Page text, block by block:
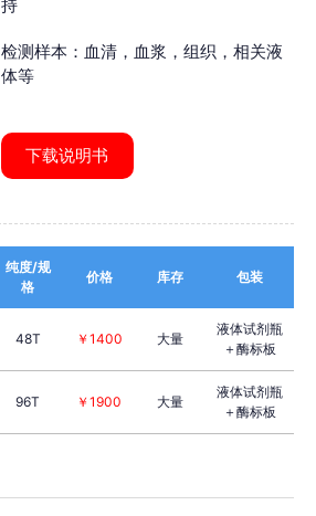
持
检测样本：血清，血浆，组织，相关液
体等
下载说明书
纯度/规
格
价格 库存 包装
48T ￥1400 大量
液体试剂瓶
＋酶标板
96T ￥1900 大量
液体试剂瓶
＋酶标板